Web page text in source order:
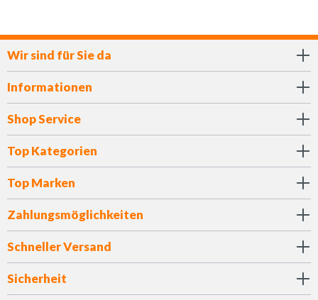
Wir sind für Sie da
Informationen
Shop Service
Top Kategorien
Top Marken
Zahlungsmöglichkeiten
Schneller Versand
Sicherheit